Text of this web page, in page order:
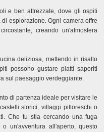
e ben attrezzate, dove gli ospiti
esplorazione. Ogni camera offre
creando un'atmosfera
deliziosa, mettendo in risalto
possono gustare piatti saporiti
sul paesaggio verdeggiante.
di partenza ideale per visitare le
storici, villaggi pittoreschi o
Che tu stia cercando una fuga
un'avventura all'aperto, questo